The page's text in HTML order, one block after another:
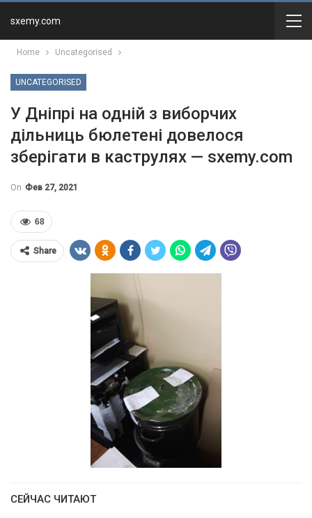
sxemy.com
Home Uncategorised
UNCATEGORISED
У Дніпрі на одній з виборчих
дільниць бюлетені довелося
зберігати в каструлях — sxemy.com
On Фев 27, 2021
68
Share
СЕЙЧАС ЧИТАЮТ